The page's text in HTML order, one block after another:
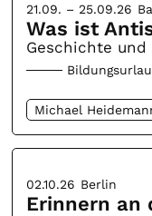
21.09. – 25.09.26
Was ist
Geschichte und
Michael
02.10.26 Berlin
Erinnern an